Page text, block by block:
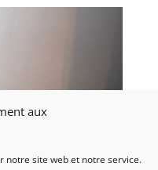
aux
notre site web et notre service.